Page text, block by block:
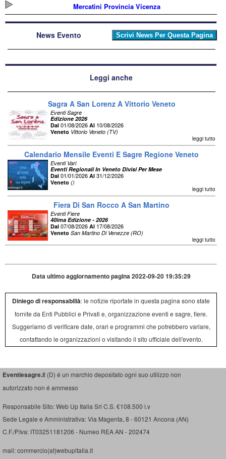
Mercatini Provincia Vicenza
News Evento
Leggi anche
Sagra A San Lorenz A Vittorio Veneto
Eventi Sagre
Edizione 2026
Dal 01/08/2026 Al 10/08/2026
Veneto Vittorio Veneto (TV)
leggi tutto
Calendario Mensile Eventi E Sagre Regione Veneto
Eventi Vari
Eventi Regionali In Veneto Divisi Per Mese
Dal 01/01/2026 Al 31/12/2026
Veneto ()
leggi tutto
Fiera Di San Rocco A San Martino
Eventi Fiere
40ima Edizione - 2026
Dal 07/08/2026 Al 17/08/2026
Veneto San Martino Di Venezze (RO)
leggi tutto
Data ultimo aggiornamento pagina 2022-09-20 19:35:29
Diniego di responsabilià: le notizie riportate in questa pagina sono state
fornite da Enti Pubblici e Privati e, organizzazione eventi e sagre, fiere.
Suggeriamo di verificare date, orari e programmi che potrebbero variare,
contattando le organizzazioni o visitando il sito ufficiale dell'evento.
Eventiesagre.it (D) é un marchio depositato ogni suo utilizzo non
autorizzato non é ammesso
Responsabile Sito: Web Up Italia Srl C.S. €108.500 i.v
Sede Legale e Amministrativa: Via Magenta, 8 - 60121 Ancona (AN)
C.F./P.Iva: IT03251181206 - Numeo REA AN - 202474
mail: commercio(at)webupitalia.it